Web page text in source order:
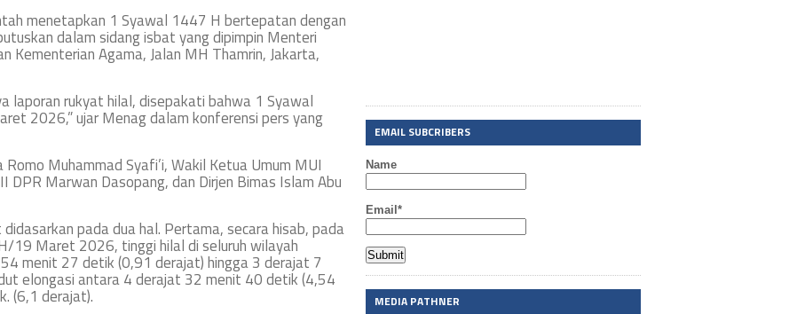
menetapkan 1 Syawal 1447 H bertepatan dengan
dalam sidang isbat yang dipimpin Menteri
Kementerian Agama, Jalan MH Thamrin, Jakarta,
laporan rukyat hilal, disepakati bahwa 1 Syawal
2026,” ujar Menag dalam konferensi pers yang
Muhammad Syafi’i, Wakil Ketua Umum MUI
DPR Marwan Dasopang, dan Dirjen Bimas Islam Abu
pada dua hal. Pertama, secara hisab, pada
Maret 2026, tinggi hilal di seluruh wilayah
menit 27 detik (0,91 derajat) hingga 3 derajat 7
elongasi antara 4 derajat 32 menit 40 detik (4,54
(6,1 derajat).
EMAIL SUBCRIBERS
Name
Email*
MEDIA PATHNER